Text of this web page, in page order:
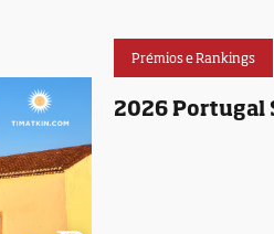
Prémios e Rankings
2026 Portugal